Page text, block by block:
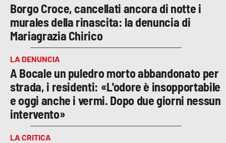
ILVIBONESE.IT
CATANZAROCHANNEL.IT
LACAPITALENEWS.IT
App
ANDROID
APPLE
Borgo Croce, cancellati ancora di notte i
murales della rinascita: la denuncia di
Mariagrazia Chirico
LA DENUNCIA
A Bocale un puledro morto abbandonato per
strada, i residenti: «L'odore è insopportabile
e oggi anche i vermi. Dopo due giorni nessun
intervento»
LA CRITICA